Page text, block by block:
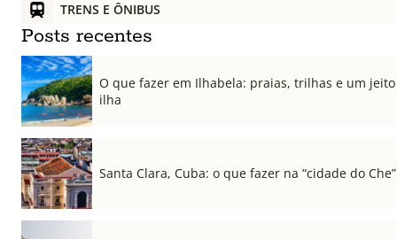
TRENS E ÔNIBUS
Posts recentes
O que fazer em Ilhabela: praias, trilhas e um
ilha
Santa Clara, Cuba: o que fazer na “cidade do Che”